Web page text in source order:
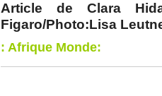
Article de Clara
Figaro/Photo:Lisa
: Afrique Monde: